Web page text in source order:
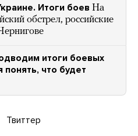
Итоги боев На
обстрел, российские
итоги боевых
что будет
Твиттер